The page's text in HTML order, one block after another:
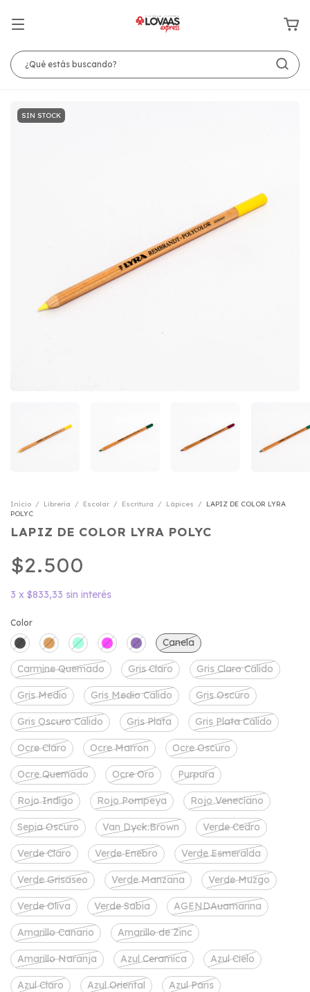
SIN STOCK
Inicio / Librería / Escolar / Escritura / Lápices /
LAPIZ DE COLOR LYRA
POLYC
LAPIZ DE COLOR LYRA POLYC
$2.500
3 x $833,33 sin interés
Color
Canela
Carmine Quemado Gris Claro Gris Claro Calido
Gris Medio Gris Medio Calido Gris Oscuro
Gris Oscuro Calido Gris Plata Gris Plata Calido
Ocre Claro Ocre Marron Ocre Oscuro
Ocre Quemado Ocre Oro Purpura
Rojo Indigo Rojo Pompeya Rojo Veneciano
Sepia Oscuro Van Dyck.Brown Verde Cedro
Verde Claro Verde Enebro Verde Esmeralda
Verde Grisaseo Verde Manzana Verde Muzgo
Verde Oliva Verde Sabia AGENDAuamarina
Amarillo Canario Amarillo de Zinc
Amarillo Naranja Azul Ceramica Azul Cielo
Azul Claro Azul Oriental Azul Paris